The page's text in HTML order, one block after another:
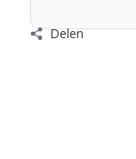
Delen